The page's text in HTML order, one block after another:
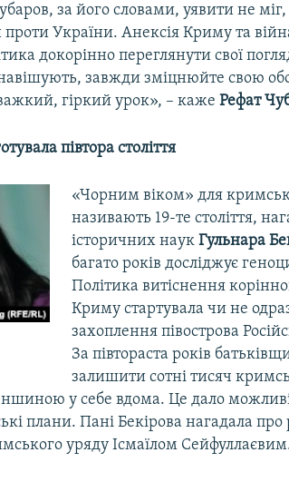
за його словами, уявити не
проти України. Анексія Криму та
докорінно переглянути свої
завжди зміцнюйте свою
гіркий урок», – кажеРефат
півтора століття
«Чорним віком» для
називають 19-те століття,
історичних наук Гульнара
багато років досліджує
Політика витіснення
Криму стартувала чи не
захоплення півострова
За півтораста років
залишити сотні тисяч
у себе вдома. Це дало
плани. Пані Бекірова нагадала
уряду Ісмаїлом